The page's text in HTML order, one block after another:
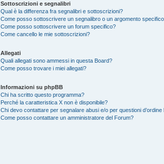
Sottoscrizioni e segnalibri
Qual è la differenza fra segnalibri e sottoscrizioni?
Come posso sottoscrivere un segnalibro o un argomento
Come posso sottoscrivere un forum specifico?
Come cancello le mie sottoscrizioni?
Allegati
Quali allegati sono ammessi in questa Board?
Come posso trovare i miei allegati?
Informazioni su phpBB
Chi ha scritto questo programma?
Perché la caratteristica X non è disponibile?
Chi devo contattare per segnalare abusi e/o per questioni
Come posso contattare un amministratore del Forum?